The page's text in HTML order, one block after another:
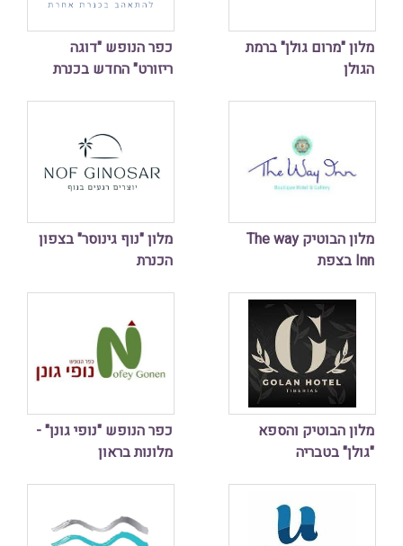
כפר הנופש "דוגה
ריזורט" החדש בכנרת
מלון "מרום גולן" ברמת
הגולן
מלון "נוף גינוסר" בצפון
הכנרת
מלון הבוטיק The way
Inn בצפת
כפר הנופש "נופי גונן" -
מלונות בראון
מלון הבוטיק והספא
"גולן" בטבריה